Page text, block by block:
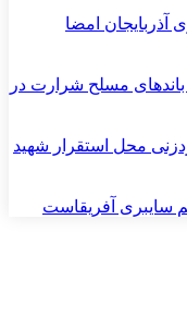
آذربایجان امضا
و 4 شرور عضو باندهای مسلح شرارت در
محل استقرار شهید